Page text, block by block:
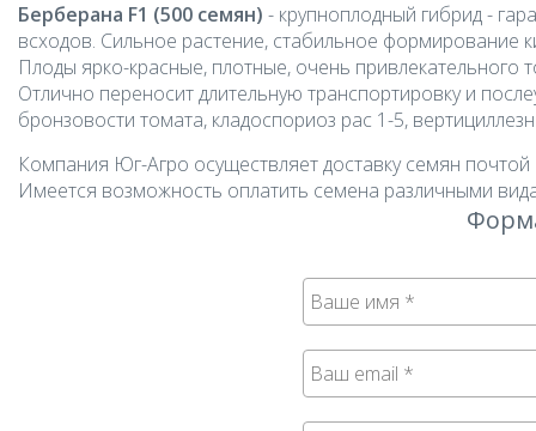
Берберана F1 (500 семян) - крупноплодный гибрид -
всходов. Сильное растение, стабильное формирование
Плоды ярко-красные, плотные, очень привлекательного
Отлично переносит длительную транспортировку и
бронзовости томата, кладоспориоз рас 1-5,
Компания Юг-Агро осуществляет доставку семян
Имеется возможность оплатить семена различными